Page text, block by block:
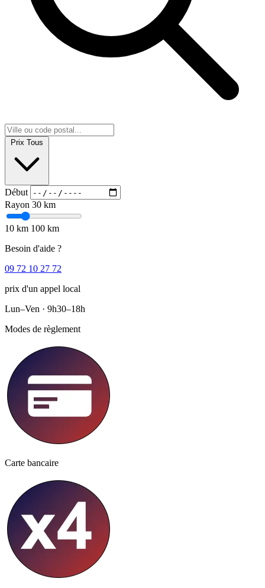
Prix Tous
Début
Rayon 30 km
10 km 100 km
Besoin d'aide ?
09 72 10 27 72
prix d'un appel local
Lun–Ven · 9h30–18h
Modes de règlement
Carte bancaire